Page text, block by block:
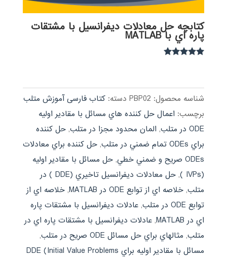
کتابچه حل معادلات ديفرانسيل با مشتقات
پاره اي با MATLAB
شناسه محصول: PBP02 دسته: کتاب فارسی آموزش متلب
برچسب: اعمال حل كننده هاي مسائل با مقادير اوليه
ODE در متلب
, المان محدود مجزا در متلب, حل كننده
براي ODEs تمام ضمني در متلب
, حل كننده براي معادلات
ODEs صريح و ضمني خطي
, حل مسائل با مقادير اوليه
(IVPs )
,
حل معادلات ديفرانسيل تاخيري (DDE ) در
متلب, خلاصه اي از توابع ODE در MATLAB , خلاصه اي از
توابع ODE در متلب
, عادلات ديفرانسيل با مشتقات پاره
اي در MATLAB
, عادلات ديفرانسيل با مشتقات پاره اي در
متلب, مثالهاي براي حل مسائل ODE صريح در متلب
,
مسائل با مقادير اوليه براي DDE (Initial Value Problems